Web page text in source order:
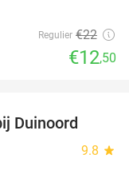
Regulier €22
€12,50
Duinoord
9.8 star